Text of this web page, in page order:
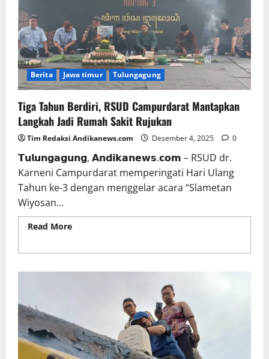
Berita Jawa timur Tulungagung
Tiga Tahun Berdiri, RSUD Campurdarat Mantapkan
Langkah Jadi Rumah Sakit Rujukan
Tim Redaksi Andikanews.com Desember 4, 2025 0
𝗧𝘂𝗹𝘂𝗻𝗴𝗮𝗴𝘂𝗻𝗴, 𝗔𝗻𝗱𝗶𝗸𝗮𝗻𝗲𝘄𝘀.𝗰𝗼𝗺 – RSUD dr.
Karneni Campurdarat memperingati Hari Ulang
Tahun ke-3 dengan menggelar acara “Slametan
Wiyosan...
Read More